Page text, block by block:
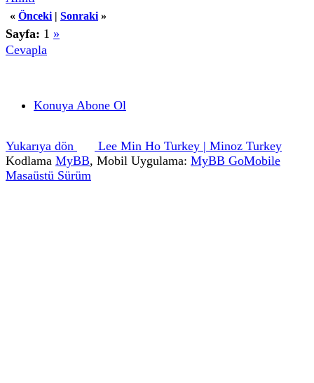
« Önceki | Sonraki »
Sayfa: 1 »
Cevapla
Konuya Abone Ol
Yukarıya dön
Lee Min Ho Turkey | Minoz Turkey
Kodlama MyBB, Mobil Uygulama: MyBB GoMobile
Masaüstü Sürüm